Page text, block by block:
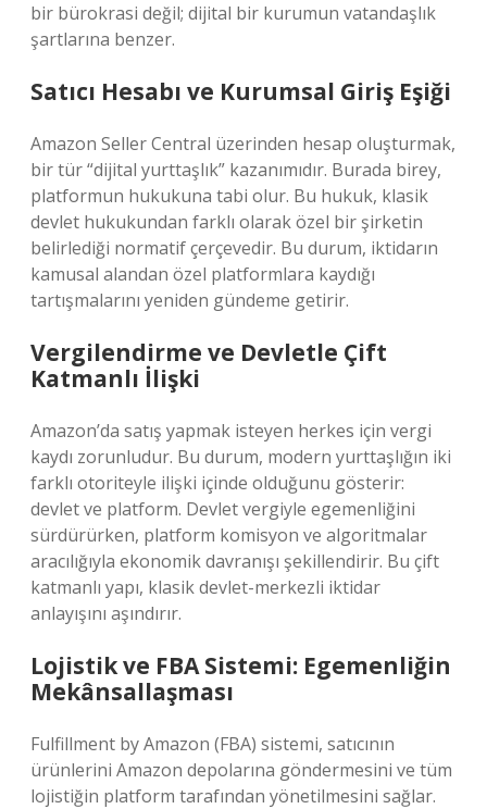
bir bürokrasi değil; dijital bir kurumun vatandaşlık
şartlarına benzer.
Satıcı Hesabı ve Kurumsal Giriş Eşiği
Amazon Seller Central üzerinden hesap oluşturmak,
bir tür “dijital yurttaşlık” kazanımıdır. Burada birey,
platformun hukukuna tabi olur. Bu hukuk, klasik
devlet hukukundan farklı olarak özel bir şirketin
belirlediği normatif çerçevedir. Bu durum, iktidarın
kamusal alandan özel platformlara kaydığı
tartışmalarını yeniden gündeme getirir.
Vergilendirme ve Devletle Çift
Katmanlı İlişki
Amazon’da satış yapmak isteyen herkes için vergi
kaydı zorunludur. Bu durum, modern yurttaşlığın iki
farklı otoriteyle ilişki içinde olduğunu gösterir:
devlet ve platform. Devlet vergiyle egemenliğini
sürdürürken, platform komisyon ve algoritmalar
aracılığıyla ekonomik davranışı şekillendirir. Bu çift
katmanlı yapı, klasik devlet-merkezli iktidar
anlayışını aşındırır.
Lojistik ve FBA Sistemi: Egemenliğin
Mekânsallaşması
Fulfillment by Amazon (FBA) sistemi, satıcının
ürünlerini Amazon depolarına göndermesini ve tüm
lojistiğin platform tarafından yönetilmesini sağlar.